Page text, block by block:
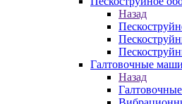
Назад
Галтовочные
Назад